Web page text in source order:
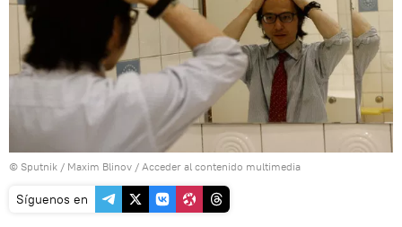
© Sputnik / Maxim Blinov / Acceder al contenido multimedia
Síguenos en